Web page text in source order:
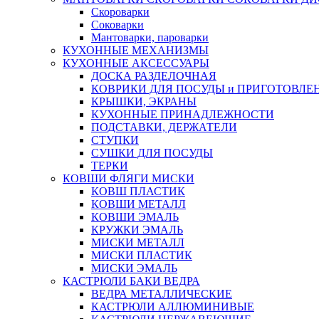
Скороварки
Соковарки
Мантоварки, пароварки
КУХОННЫЕ МЕХАНИЗМЫ
КУХОННЫЕ АКСЕССУАРЫ
ДОСКА РАЗДЕЛОЧНАЯ
КОВРИКИ ДЛЯ ПОСУДЫ и
КРЫШКИ, ЭКРАНЫ
КУХОННЫЕ ПРИНАДЛЕЖНОСТИ
ПОДСТАВКИ, ДЕРЖАТЕЛИ
СТУПКИ
СУШКИ ДЛЯ ПОСУДЫ
ТЕРКИ
КОВШИ ФЛЯГИ МИСКИ
КОВШ ПЛАСТИК
КОВШИ МЕТАЛЛ
КОВШИ ЭМАЛЬ
КРУЖКИ ЭМАЛЬ
МИСКИ МЕТАЛЛ
МИСКИ ПЛАСТИК
МИСКИ ЭМАЛЬ
КАСТРЮЛИ БАКИ ВЕДРА
ВЕДРА МЕТАЛЛИЧЕСКИЕ
КАСТРЮЛИ АЛЛЮМИНИВЫЕ